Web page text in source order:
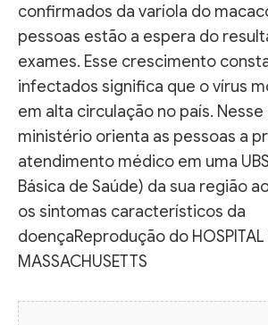
confirmados da varíola do
pessoas estão a espera do
exames. Esse crescimento
infectados significa que o vírus
em alta circulação no país.
ministério orienta as pessoas a
atendimento médico em uma
Básica de Saúde) da sua região
os sintomas característicos da
doençaReprodução do HOSPITAL
MASSACHUSETTS